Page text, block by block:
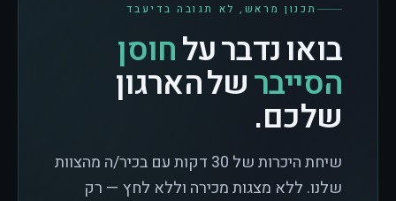
תכנון מראש, לא תגובה בדיעבד
בואו נדבר על חוסן
הסייבר של הארגון
שלכם.
שיחת היכרות של 30 דקות עם בכיר/ה מהצוות
שלנו. ללא מצגות מכירה וללא לחץ — רק